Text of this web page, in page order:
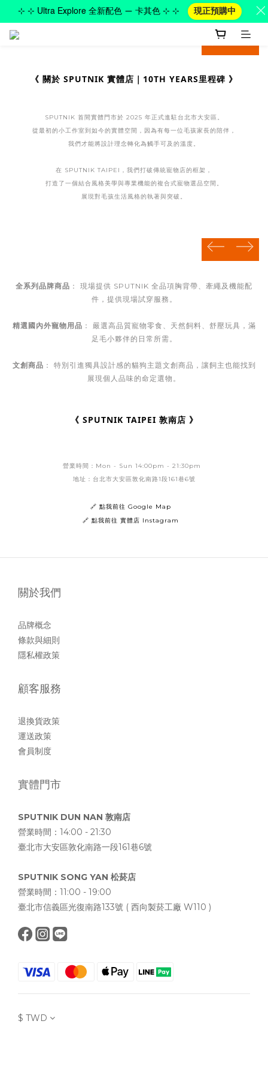
prev next
《 關於 SPUTNIK 實體店｜10TH YEARS里程碑 》
SPUTNIK 首間實體門市於 2025 年正式進駐台北市大安區。
從最初的小工作室到如今的實體空間，因為有每一位毛孩家長的陪伴，
我們才能將設計理念轉化為觸手可及的溫度。
在 SPUTNIK TAIPEI，我們打破傳統寵物店的框架，
打造了一個結合風格美學與專業機能的複合式寵物選品空間。
展現對毛孩生活風格的執著與突破。
prev next
prev next
全系列品牌商品 ： 現場提供 SPUTNIK 全品項胸背帶、 牽繩及機能配
件，提供現場試穿服務。
精選國內外寵物用品 ： 嚴選高品質寵物零食、天然飼料、舒壓玩具，滿
足毛小夥伴的日常所需。
文創商品 ： 特別引進獨具設計感的貓狗主題文創商品，讓飼主也能找到
展現個人品味的命定選物。
《 SPUTNIK TAIPEI 敦南店 》
營業時間：Mon - Sun 14:00pm - 21:30pm
地址：台北市大安區敦化南路1段161巷6號
🔗 點我前往 Google Map
🔗 點我前往 實體店 Instagram
關於我們
品牌概念
條款與細則
隱私權政策
顧客服務
退換貨政策
運送政策
會員制度
實體門市
SPUTNIK DUN NAN 敦南店
營業時間：14:00 - 21:30
臺北市大安區敦化南路一段161巷6號
SPUTNIK SONG YAN 松菸店
營業時間：11:00 - 19:00
臺北市信義區光復南路133號 ( 西向製菸工廠 W110 )
$ TWD
⊹ ⊹ Ultra Explore 全新配色 — 卡其色 ⊹ ⊹ 現正預購中